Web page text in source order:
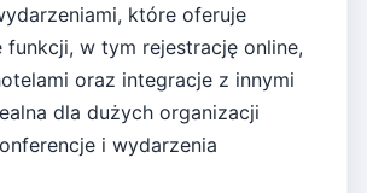
które oferuje
funkcji, w tym rejestrację online,
oraz integracje z innymi
dla dużych organizacji
i wydarzenia